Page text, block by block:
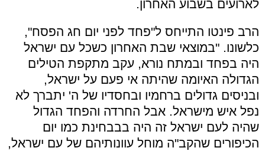
לארועים בשבוע האחרון.
הרב פינטו התייחס ל"פחד לפני יום חג הפסח",
כלשונו. "במוצאי שבת האחרון כשכל עם ישראל
היה בפחד ובמתח נורא, עקב מתקפת הטילים
הגדולה האיומה שהיתה אי פעם על ישראל,
ובניסים גדולים ברחמיו ובחסדיו של ה' יתברך לא
נפל איש מישראל. אבל החרדה והפחד הגדול
שהיה לעם ישראל זה היה בבבחינת כמו יום
הכיפורים שהקב"ה מוחל עוונותיהם של עם ישראל,